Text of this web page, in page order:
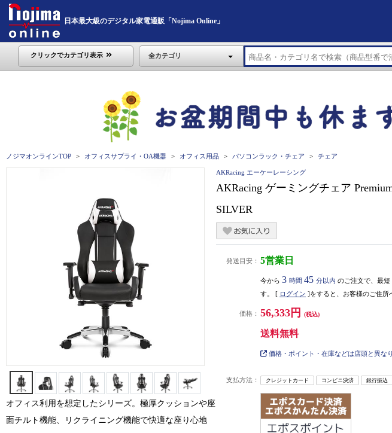
日本最大級のデジタル家電通販「Nojima Online」
クリックでカテゴリ表示 全カテゴリ
ノジマオンラインTOP オフィスサプライ・OA機器 オフィス用品 パソコンラック・チェア チェア
オフィス利用を想定したシリーズ。極厚クッションや座
面チルト機能、リクライニング機能で快適な座り心地
AKRacing エーケーレーシング
AKRacing ゲーミングチェア
SILVER
発送目安： 5営業日
今から 3 時間 45 分以内 のご注文で、最短
す。 [ ログイン ]をすると、お客様のご住所
価格： 56,333円 (税込)
送料無料
価格・ポイント・在庫などは店頭と異な
支払方法： クレジットカード コンビニ決済 銀行振込